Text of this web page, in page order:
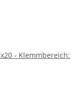
- Klemmbereich: